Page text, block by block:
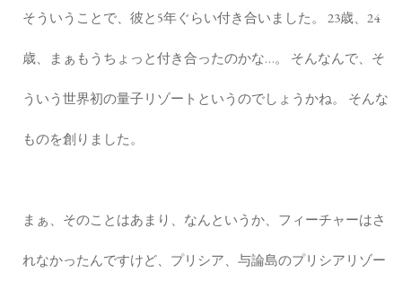
そういうことで、彼と5年ぐらい付き合いました。 23歳、24
歳、まぁもうちょっと付き合ったのかな…。 そんなんで、そ
ういう世界初の量子リゾートというのでしょうかね。 そんな
ものを創りました。
まぁ、そのことはあまり、なんというか、フィーチャーはさ
れなかったんですけど、プリシア、与論島のプリシアリゾー